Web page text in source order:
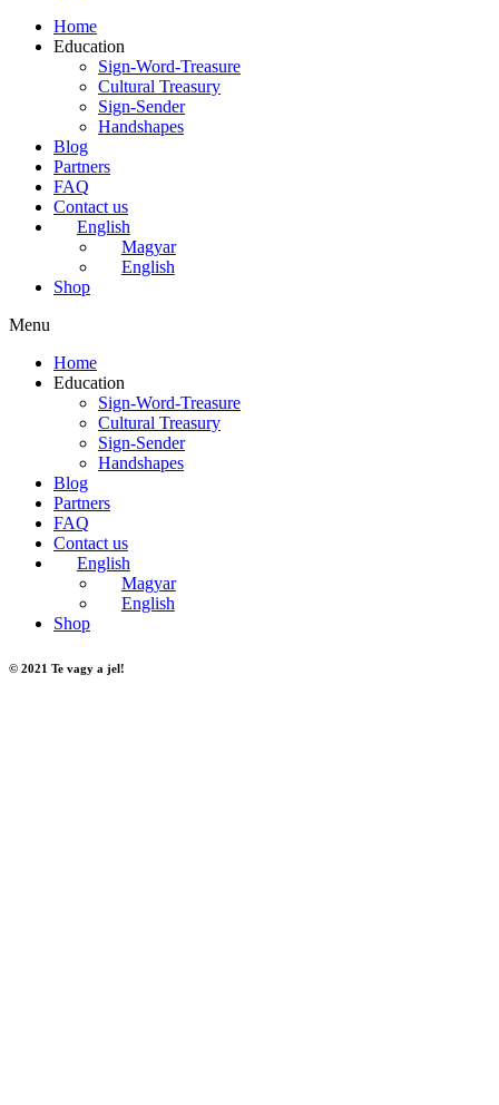
Home
Education
Sign-Word-Treasure
Cultural Treasury
Sign-Sender
Handshapes
Blog
Partners
FAQ
Contact us
English
Magyar
English
Shop
Menu
Home
Education
Sign-Word-Treasure
Cultural Treasury
Sign-Sender
Handshapes
Blog
Partners
FAQ
Contact us
English
Magyar
English
Shop
© 2021 Te vagy a jel!